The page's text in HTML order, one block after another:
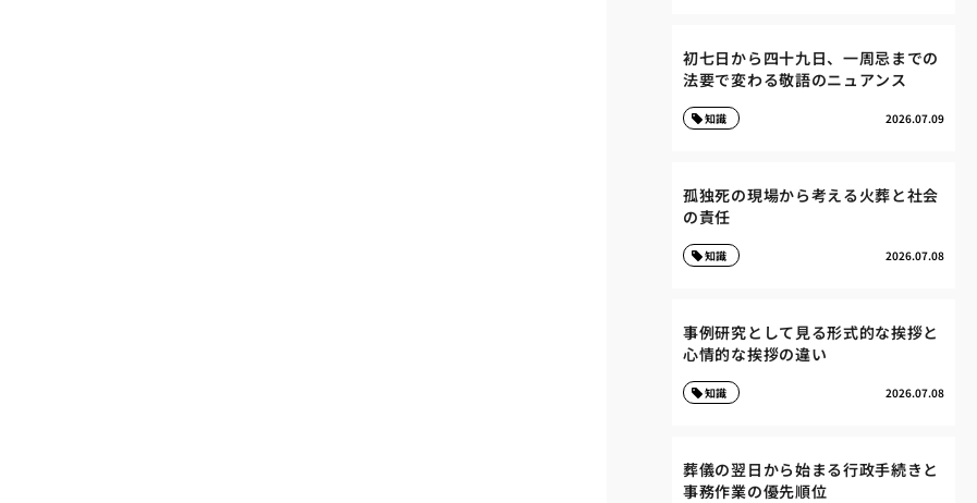
初七日から四十九日、一周忌までの
法要で変わる敬語のニュアンス
2026.07.09
知識
孤独死の現場から考える火葬と社会
の責任
2026.07.08
知識
事例研究として見る形式的な挨拶と
心情的な挨拶の違い
2026.07.08
知識
葬儀の翌日から始まる行政手続きと
事務作業の優先順位